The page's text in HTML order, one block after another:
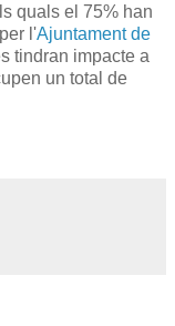
quals el 75% han
l'Ajuntament de
tindran impacte a
un total de